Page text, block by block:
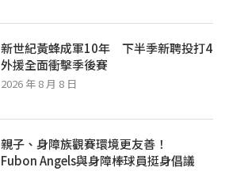
新世紀黃蜂成軍10年 下半季新聘投打4
外援全面衝擊季後賽
2026 年 8 月 8 日
親子、身障族觀賽環境更友善！
Fubon Angels與身障棒球員挺身倡議